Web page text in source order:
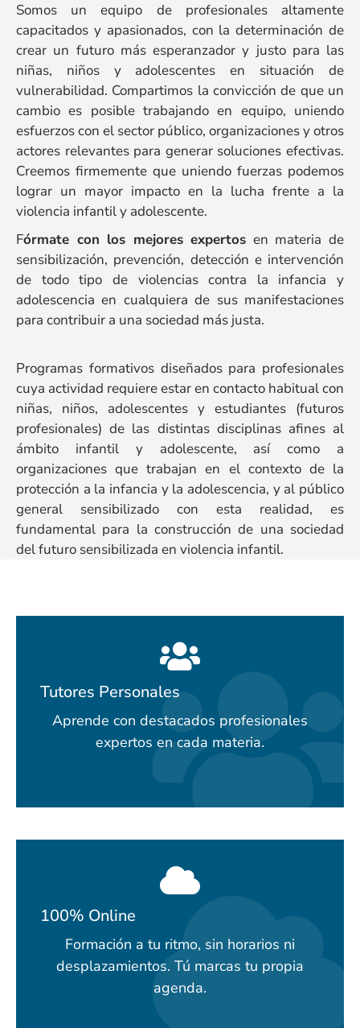
Somos un equipo de profesionales altamente
capacitados y apasionados, con la determinación de
crear un futuro más esperanzador y justo para las
niñas, niños y adolescentes en situación de
vulnerabilidad. Compartimos la convicción de que un
cambio es posible trabajando en equipo, uniendo
esfuerzos con el sector público, organizaciones y otros
actores relevantes para generar soluciones efectivas.
Creemos firmemente que uniendo fuerzas podemos
lograr un mayor impacto en la lucha frente a la
violencia infantil y adolescente.
Fórmate con los mejores expertos en materia de
sensibilización, prevención, detección e intervención
de todo tipo de violencias contra la infancia y
adolescencia en cualquiera de sus manifestaciones
para contribuir a una sociedad más justa.
Programas formativos diseñados para profesionales
cuya actividad requiere estar en contacto habitual con
niñas, niños, adolescentes y estudiantes (futuros
profesionales) de las distintas disciplinas afines al
ámbito infantil y adolescente, así como a
organizaciones que trabajan en el contexto de la
protección a la infancia y la adolescencia, y al público
general sensibilizado con esta realidad, es
fundamental para la construcción de una sociedad
del futuro sensibilizada en violencia infantil.
Tutores Personales
Aprende con destacados profesionales
expertos en cada materia.
100% Online
Formación a tu ritmo, sin horarios ni
desplazamientos. Tú marcas tu propia
agenda.